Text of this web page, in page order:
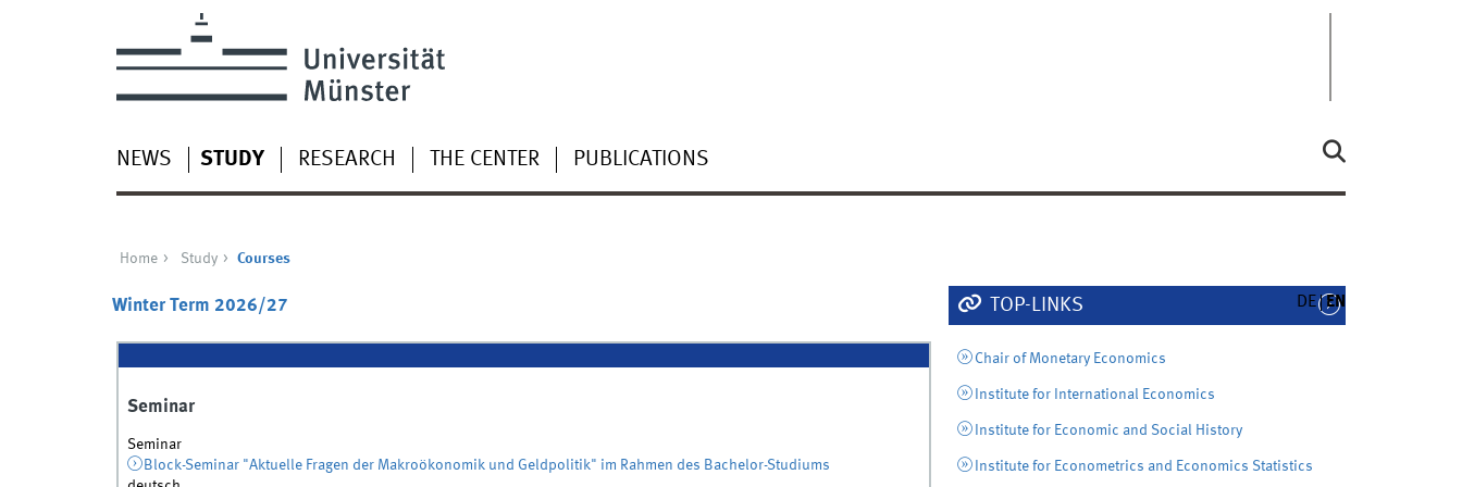
NEWS STUDY RESEARCH THE CENTER PUBLICATIONS
DE EN
Home Study Courses
Winter Term 2026/27
Seminar
Seminar
Block-Seminar "Aktuelle Fragen der Makroökonomik und Geldpolitik" im Rahmen des Bachelor-Studiums
TOP-LINKS
Chair of Monetary Economics
Institute for International Economics
Institute for Economic and Social History
Institute for Econometrics and Economics Statistics